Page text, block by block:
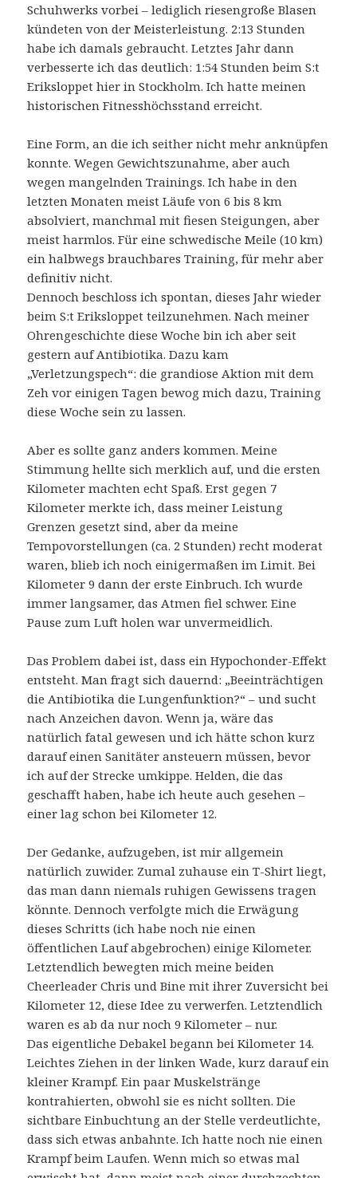
Schuhwerks vorbei – lediglich riesengroße Blasen
kündeten von der Meisterleistung. 2:13 Stunden
habe ich damals gebraucht. Letztes Jahr dann
verbesserte ich das deutlich: 1:54 Stunden beim S:t
Eriksloppet hier in Stockholm. Ich hatte meinen
historischen Fitnesshöchsstand erreicht.
Eine Form, an die ich seither nicht mehr anknüpfen
konnte. Wegen Gewichtszunahme, aber auch
wegen mangelnden Trainings. Ich habe in den
letzten Monaten meist Läufe von 6 bis 8 km
absolviert, manchmal mit fiesen Steigungen, aber
meist harmlos. Für eine schwedische Meile (10 km)
ein halbwegs brauchbares Training, für mehr aber
definitiv nicht.
Dennoch beschloss ich spontan, dieses Jahr wieder
beim S:t Eriksloppet teilzunehmen. Nach meiner
Ohrengeschichte diese Woche bin ich aber seit
gestern auf Antibiotika. Dazu kam
„Verletzungspech“: die grandiose Aktion mit dem
Zeh vor einigen Tagen bewog mich dazu, Training
diese Woche sein zu lassen.
Aber es sollte ganz anders kommen. Meine
Stimmung hellte sich merklich auf, und die ersten
Kilometer machten echt Spaß. Erst gegen 7
Kilometer merkte ich, dass meiner Leistung
Grenzen gesetzt sind, aber da meine
Tempovorstellungen (ca. 2 Stunden) recht moderat
waren, blieb ich noch einigermaßen im Limit. Bei
Kilometer 9 dann der erste Einbruch. Ich wurde
immer langsamer, das Atmen fiel schwer. Eine
Pause zum Luft holen war unvermeidlich.
Das Problem dabei ist, dass ein Hypochonder-Effekt
entsteht. Man fragt sich dauernd: „Beeinträchtigen
die Antibiotika die Lungenfunktion?“ – und sucht
nach Anzeichen davon. Wenn ja, wäre das
natürlich fatal gewesen und ich hätte schon kurz
darauf einen Sanitäter ansteuern müssen, bevor
ich auf der Strecke umkippe. Helden, die das
geschafft haben, habe ich heute auch gesehen –
einer lag schon bei Kilometer 12.
Der Gedanke, aufzugeben, ist mir allgemein
natürlich zuwider. Zumal zuhause ein T-Shirt liegt,
das man dann niemals ruhigen Gewissens tragen
könnte. Dennoch verfolgte mich die Erwägung
dieses Schritts (ich habe noch nie einen
öffentlichen Lauf abgebrochen) einige Kilometer.
Letztendlich bewegten mich meine beiden
Cheerleader Chris und Bine mit ihrer Zuversicht bei
Kilometer 12, diese Idee zu verwerfen. Letztendlich
waren es ab da nur noch 9 Kilometer – nur.
Das eigentliche Debakel begann bei Kilometer 14.
Leichtes Ziehen in der linken Wade, kurz darauf ein
kleiner Krampf. Ein paar Muskelstränge
kontrahierten, obwohl sie es nicht sollten. Die
sichtbare Einbuchtung an der Stelle verdeutlichte,
dass sich etwas anbahnte. Ich hatte noch nie einen
Krampf beim Laufen. Wenn mich so etwas mal